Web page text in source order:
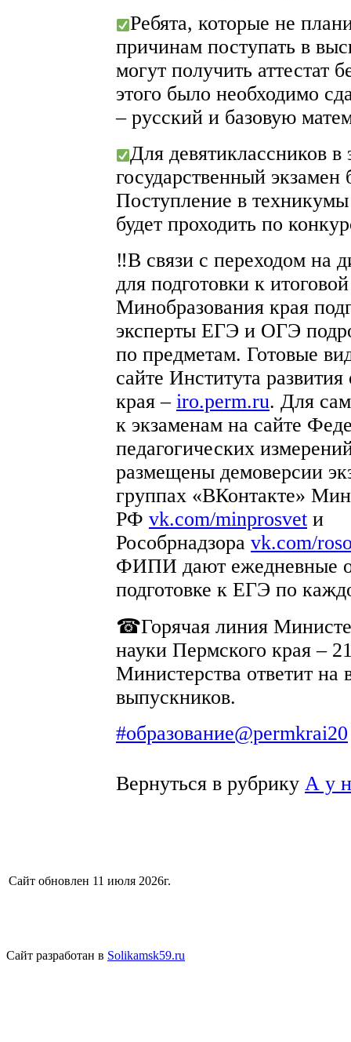
Ребята, которые не
причинам поступать в
могут получить аттестат
этого было необходимо
– русский и базовую
Для девятиклассников
государственный
Поступление в
будет проходить по
‼В связи с переходом на
для подготовки к
Минобразования края
эксперты ЕГЭ и ОГЭ
по предметам. Готовые
сайте Института
края – iro.perm.ru. Для
к экзаменам на сайте
педагогических
размещены демоверсии
группах «ВКонтакте»
РФ vk.com/minprosvet и
Рособрнадзора vk.com/
ФИПИ дают ежедневные
подготовке к ЕГЭ по
☎Горячая линия
науки Пермского края –
Министерства ответит на
выпускников.
#образование@permkrai20
Вернуться в рубрику А у
Сайт обновлен 11 июля 2026г.
Сайт разработан в Solikamsk59.ru